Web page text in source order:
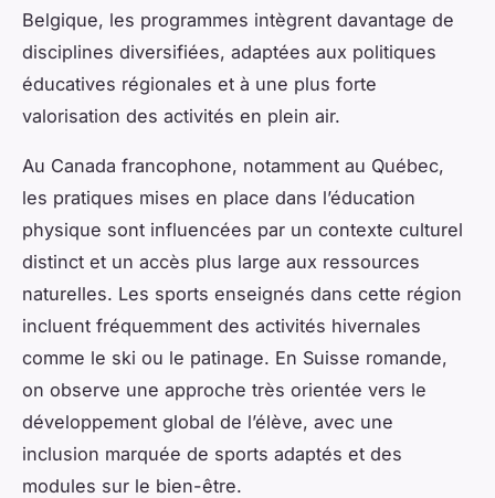
Belgique, les programmes intègrent davantage de
disciplines diversifiées, adaptées aux politiques
éducatives régionales et à une plus forte
valorisation des activités en plein air.
Au Canada francophone, notamment au Québec,
les pratiques mises en place dans l’éducation
physique sont influencées par un contexte culturel
distinct et un accès plus large aux ressources
naturelles. Les sports enseignés dans cette région
incluent fréquemment des activités hivernales
comme le ski ou le patinage. En Suisse romande,
on observe une approche très orientée vers le
développement global de l’élève, avec une
inclusion marquée de sports adaptés et des
modules sur le bien-être.